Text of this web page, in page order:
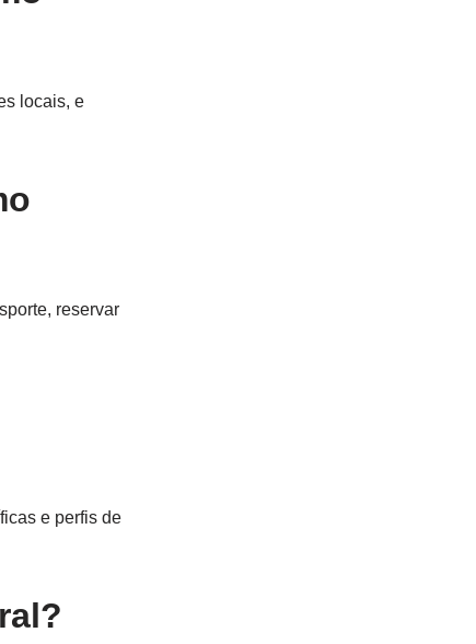
locais, e
reservar
e perfis de